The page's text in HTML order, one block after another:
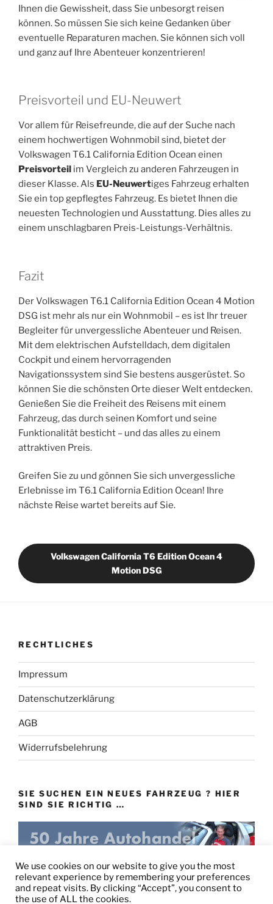
Ihnen die Gewissheit, dass Sie unbesorgt reisen
können. So müssen Sie sich keine Gedanken über
eventuelle Reparaturen machen. Sie können sich voll
und ganz auf Ihre Abenteuer konzentrieren!
Preisvorteil und EU-Neuwert
Vor allem für Reisefreunde, die auf der Suche nach
einem hochwertigen Wohnmobil sind, bietet der
Volkswagen T6.1 California Edition Ocean einen
Preisvorteil im Vergleich zu anderen Fahrzeugen in
dieser Klasse. Als EU-Neuwertiges Fahrzeug erhalten
Sie ein top gepflegtes Fahrzeug. Es bietet Ihnen die
neuesten Technologien und Ausstattung. Dies alles zu
einem unschlagbaren Preis-Leistungs-Verhältnis.
Fazit
Der Volkswagen T6.1 California Edition Ocean 4 Motion
DSG ist mehr als nur ein Wohnmobil – es ist Ihr treuer
Begleiter für unvergessliche Abenteuer und Reisen.
Mit dem elektrischen Aufstelldach, dem digitalen
Cockpit und einem hervorragenden
Navigationssystem sind Sie bestens ausgerüstet. So
können Sie die schönsten Orte dieser Welt entdecken.
Genießen Sie die Freiheit des Reisens mit einem
Fahrzeug, das durch seinen Komfort und seine
Funktionalität besticht – und das alles zu einem
attraktiven Preis.
Greifen Sie zu und gönnen Sie sich unvergessliche
Erlebnisse im T6.1 California Edition Ocean! Ihre
nächste Reise wartet bereits auf Sie.
Volkswagen California T6 Edition Ocean 4
Motion DSG
RECHTLICHES
Impressum
Datenschutzerklärung
AGB
Widerrufsbelehrung
SIE SUCHEN EIN NEUES FAHRZEUG ? HIER
SIND SIE RICHTIG …
eu-autovertrieb.de
We use cookies on our website to give you the most
relevant experience by remembering your preferences
and repeat visits. By clicking “Accept”, you consent to
the use of ALL the cookies.